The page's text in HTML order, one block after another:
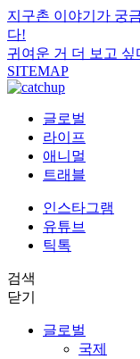
지구촌 이야기가 궁
다!
귀여운 거 더 보고 싶
SITEMAP
글로벌
라이프
애니멀
트래블
인스타그램
유튜브
틱톡
검색
닫기
글로벌
국제